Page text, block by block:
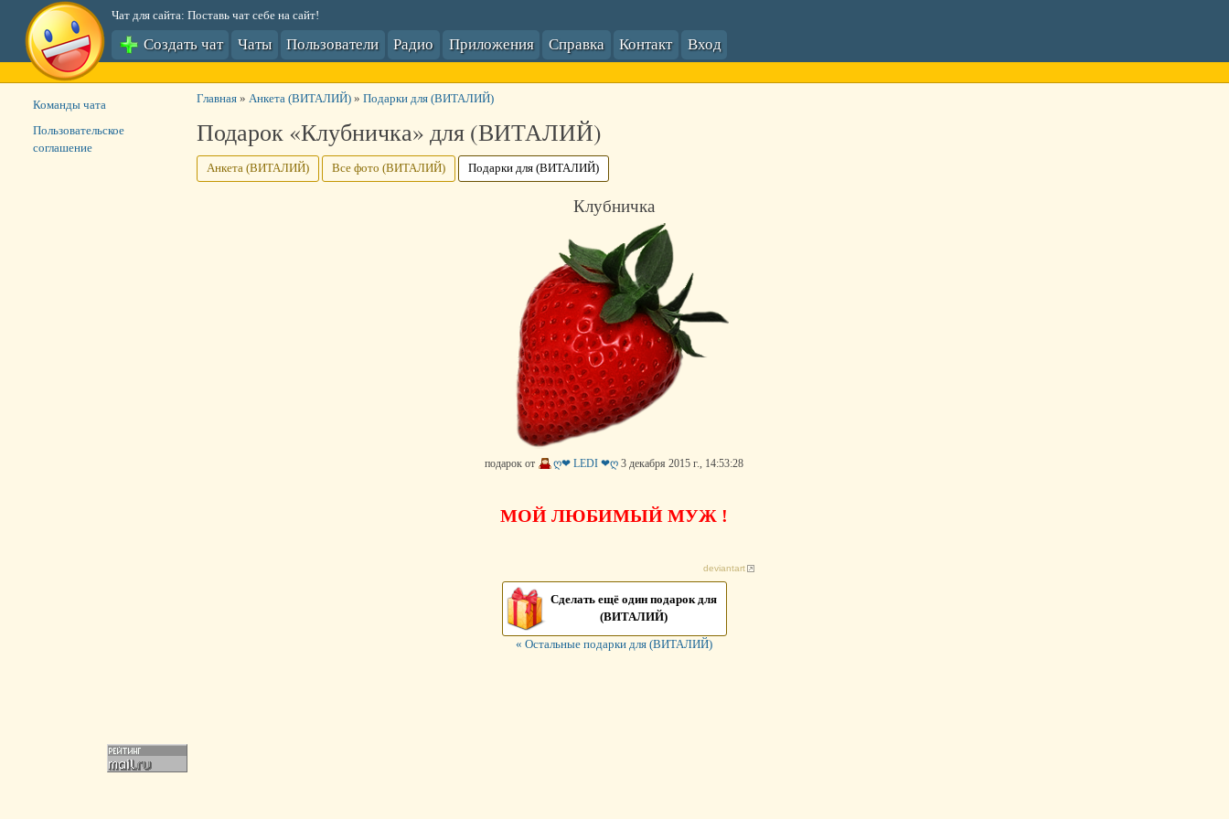
Чат для сайта: Поставь чат себе на сайт!
Создать чат Чаты Пользователи Радио Приложения Справка Контакт Вход
Главная» Анкета (ВИТАЛИЙ)» Подарки для (ВИТАЛИЙ)
Подарок «Клубничка» для (ВИТАЛИЙ)
Анкета (ВИТАЛИЙ) Все фото (ВИТАЛИЙ) Подарки для (ВИТАЛИЙ)
Клубничка
подарок от ღ❤ LEDI ❤ღ 3 декабря 2015 г., 14:53:28
МОЙ ЛЮБИМЫЙ МУЖ !
deviantart
Сделать ещё один подарок для
(ВИТАЛИЙ)
« Остальные подарки для (ВИТАЛИЙ)
Команды чата
Пользовательское
соглашение